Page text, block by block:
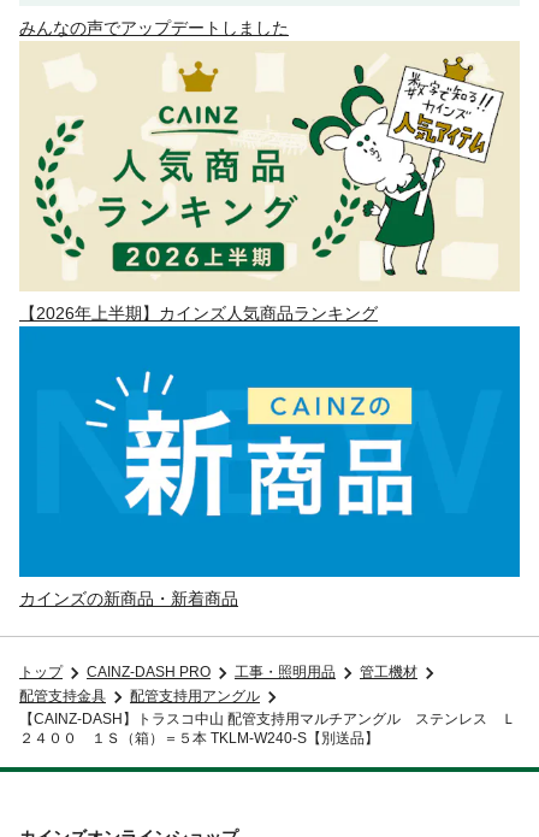
みんなの声でアップデートしました
【2026年上半期】カインズ人気商品ランキング
カインズの新商品・新着商品
トップ CAINZ-DASH PRO 工事・照明用品
管工機材
配管支持金具
配管支持用アングル
【CAINZ-DASH】トラスコ中山 配管支持用マルチアングル ステンレス Ｌ
２４００ １Ｓ（箱）＝５本 TKLM-W240-S【別送品】